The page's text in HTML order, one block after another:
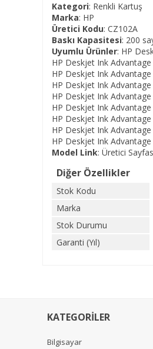
Kategori: Renkli Kartuş
Marka: HP
Üretici Kodu: CZ102A
Baskı Kapasitesi: 200
Uyumlu Ürünler: HP
HP Deskjet Ink
HP Deskjet Ink
HP Deskjet Ink
HP Deskjet Ink
HP Deskjet Ink
HP Deskjet Ink
HP Deskjet Ink
HP Deskjet Ink
Model Link: Üretici
Diğer Özellikler
Stok Kodu
Marka
Stok Durumu
Garanti (Yıl)
KATEGORİLER
Bilgisayar